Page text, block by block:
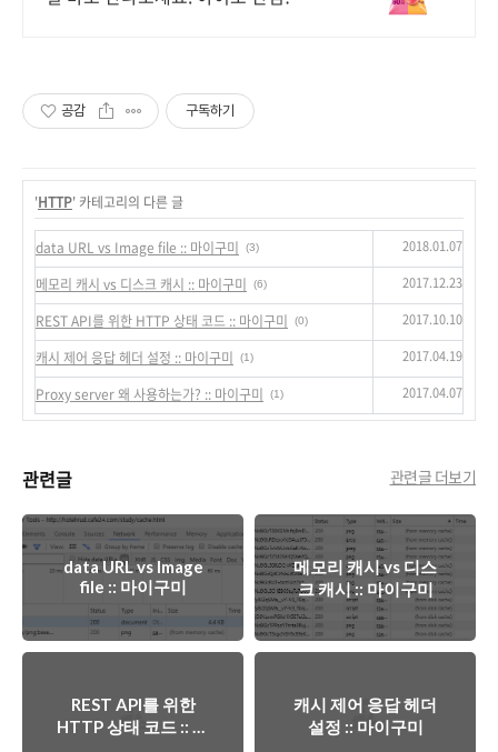
공감 구독하기
'HTTP' 카테고리의 다른 글
data URL vs Image file :: 마이구미 (3) 2018.01.07
메모리 캐시 vs 디스크 캐시 :: 마이구미 (6) 2017.12.23
REST API를 위한 HTTP 상태 코드 :: 마이구미 (0) 2017.10.10
캐시 제어 응답 헤더 설정 :: 마이구미 (1) 2017.04.19
Proxy server 왜 사용하는가? :: 마이구미 (1) 2017.04.07
관련글 관련글 더보기
data URL vs Image
file :: 마이구미
메모리 캐시 vs 디스
크 캐시 :: 마이구미
REST API를 위한
HTTP 상태 코드 :: 마
캐시 제어 응답 헤더
설정 :: 마이구미